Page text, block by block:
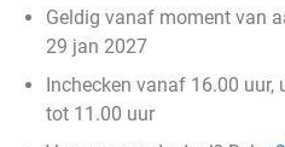
Geldig vanaf moment van
29 jan 2027
Inchecken vanaf 16.00 uur,
tot 11.00 uur